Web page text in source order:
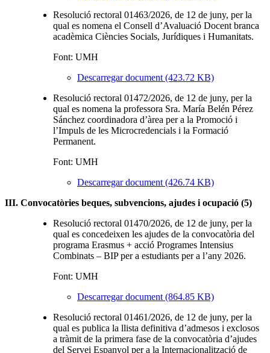
Resolució rectoral 01463/2026, de 12 de juny, per la
qual es nomena el Consell d’Avaluació Docent branca
acadèmica Ciències Socials, Jurídiques i Humanitats.
Font: UMH
Descarregar document (423.72 KB)
Resolució rectoral 01472/2026, de 12 de juny, per la
qual es nomena la professora Sra. María Belén Pérez
Sánchez coordinadora d’àrea per a la Promoció i
l’Impuls de les Microcredencials i la Formació
Permanent.
Font: UMH
Descarregar document (426.74 KB)
III. Convocatòries beques, subvencions, ajudes i ocupació (5)
Resolució rectoral 01470/2026, de 12 de juny, per la
qual es concedeixen les ajudes de la convocatòria del
programa Erasmus + acció Programes Intensius
Combinats – BIP per a estudiants per a l’any 2026.
Font: UMH
Descarregar document (864.85 KB)
Resolució rectoral 01461/2026, de 12 de juny, per la
qual es publica la llista definitiva d’admesos i exclosos
a tràmit de la primera fase de la convocatòria d’ajudes
del Servei Espanyol per a la Internacionalització de